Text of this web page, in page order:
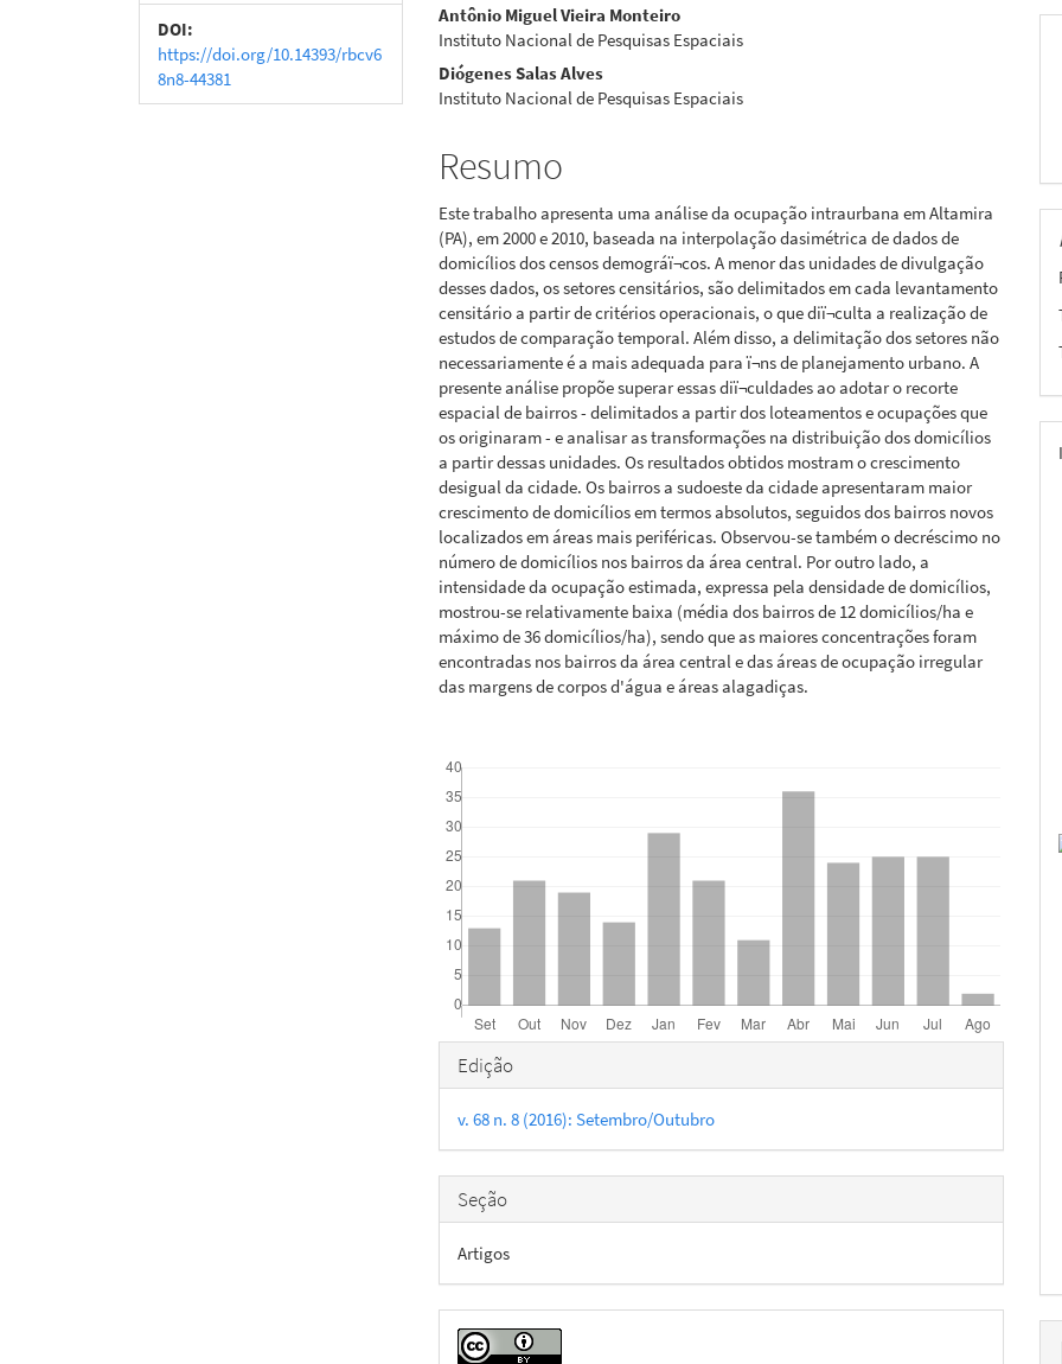
artigos
DOI:
https://doi.org/10.14393/rbcv6
8n8-44381
principal
Antônio Miguel Vieira Monteiro
Instituto Nacional de Pesquisas Espaciais
Diógenes Salas Alves
Instituto Nacional de Pesquisas Espaciais
Resumo
Este trabalho apresenta uma análise da ocupação intraurbana em Altamira
(PA), em 2000 e 2010, baseada na interpolação dasimétrica de dados de
domicílios dos censos demográï¬cos. A menor das unidades de divulgação
desses dados, os setores censitários, são delimitados em cada levantamento
censitário a partir de critérios operacionais, o que diï¬culta a realização de
estudos de comparação temporal. Além disso, a delimitação dos setores não
necessariamente é a mais adequada para ï¬ns de planejamento urbano. A
presente análise propõe superar essas diï¬culdades ao adotar o recorte
espacial de bairros - delimitados a partir dos loteamentos e ocupações que
os originaram - e analisar as transformações na distribuição dos domicílios
a partir dessas unidades. Os resultados obtidos mostram o crescimento
desigual da cidade. Os bairros a sudoeste da cidade apresentaram maior
crescimento de domicílios em termos absolutos, seguidos dos bairros novos
localizados em áreas mais periféricas. Observou-se também o decréscimo no
número de domicílios nos bairros da área central. Por outro lado, a
intensidade da ocupação estimada, expressa pela densidade de domicílios,
mostrou-se relativamente baixa (média dos bairros de 12 domicílios/ha e
máximo de 36 domicílios/ha), sendo que as maiores concentrações foram
encontradas nos bairros da área central e das áreas de ocupação irregular
das margens de corpos d'água e áreas alagadiças.
Detalhes
do
artigo
Edição
v. 68 n. 8 (2016): Setembro/Outubro
Seção
Artigos